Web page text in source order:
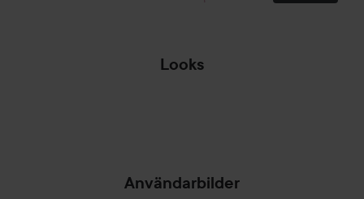
Looks
Användarbilder